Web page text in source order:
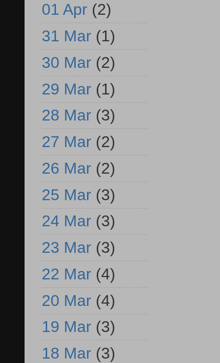
01 Apr (2)
31 Mar (1)
30 Mar (2)
29 Mar (1)
28 Mar (3)
27 Mar (2)
26 Mar (2)
25 Mar (3)
24 Mar (3)
23 Mar (3)
22 Mar (4)
20 Mar (4)
19 Mar (3)
18 Mar (3)